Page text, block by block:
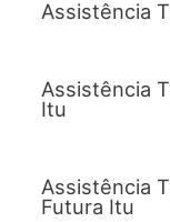
Assistência
Assistência
Itu
Assistência
Futura Itu